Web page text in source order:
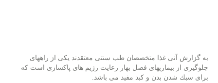
به گزارش آنی غذا متخصصان طب سنتی معتقدند یكی از راههای
جلوگیری از بیماریهای فصل بهار رعایت رژیم های پاكسازی است كه
برای سبك شدن بدن و كبد مفید می باشد.